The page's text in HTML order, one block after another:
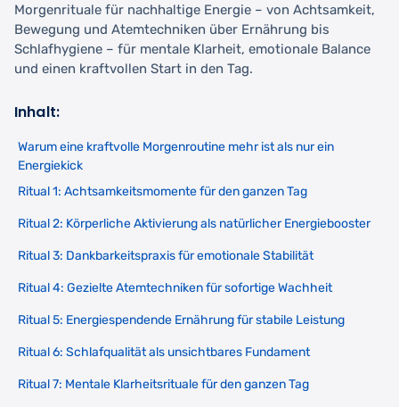
Morgenrituale für nachhaltige Energie – von Achtsamkeit,
Bewegung und Atemtechniken über Ernährung bis
Schlafhygiene – für mentale Klarheit, emotionale Balance
und einen kraftvollen Start in den Tag.
Inhalt:
Warum eine kraftvolle Morgenroutine mehr ist als nur ein
Energiekick
Ritual 1: Achtsamkeitsmomente für den ganzen Tag
Ritual 2: Körperliche Aktivierung als natürlicher Energiebooster
Ritual 3: Dankbarkeitspraxis für emotionale Stabilität
Ritual 4: Gezielte Atemtechniken für sofortige Wachheit
Ritual 5: Energiespendende Ernährung für stabile Leistung
Ritual 6: Schlafqualität als unsichtbares Fundament
Ritual 7: Mentale Klarheitsrituale für den ganzen Tag